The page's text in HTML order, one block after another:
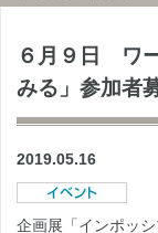
６月９日 ワ
みる」参加者
2019.05.16
企画展「インポッ